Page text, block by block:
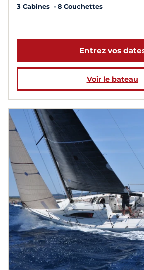
3 Cabines 8 Couchettes
Entrez vos
Voir le bateau